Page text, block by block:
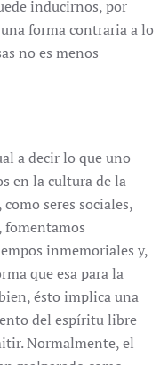
inducirnos, por
forma contraria a lo
no es menos
a decir lo que uno
en la cultura de la
seres sociales,
fomentamos
inmemoriales y,
que esa para la
ésto implica una
del espíritu libre
Normalmente, el